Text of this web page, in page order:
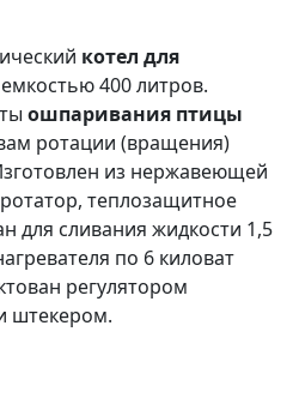
котел для
400 литров.
ошпаривания птицы
ротации (вращения)
из нержавеющей
теплозащитное
для сливания жидкости 1,5
по 6 киловат
регулятором
штекером.